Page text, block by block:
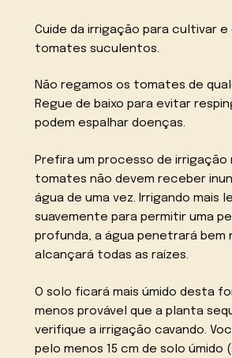
Cuide da irrigação para cultivar
tomates suculentos.
Não regamos os tomates de
Regue de baixo para evitar
podem espalhar doenças.
Prefira um processo de irrigação
tomates não devem receber
água de uma vez. Irrigando mais
suavemente para permitir uma
profunda, a água penetrará bem
alcançará todas as raízes.
O solo ficará mais úmido desta
menos provável que a planta
verifique a irrigação cavando.
pelo menos 15 cm de solo úmido